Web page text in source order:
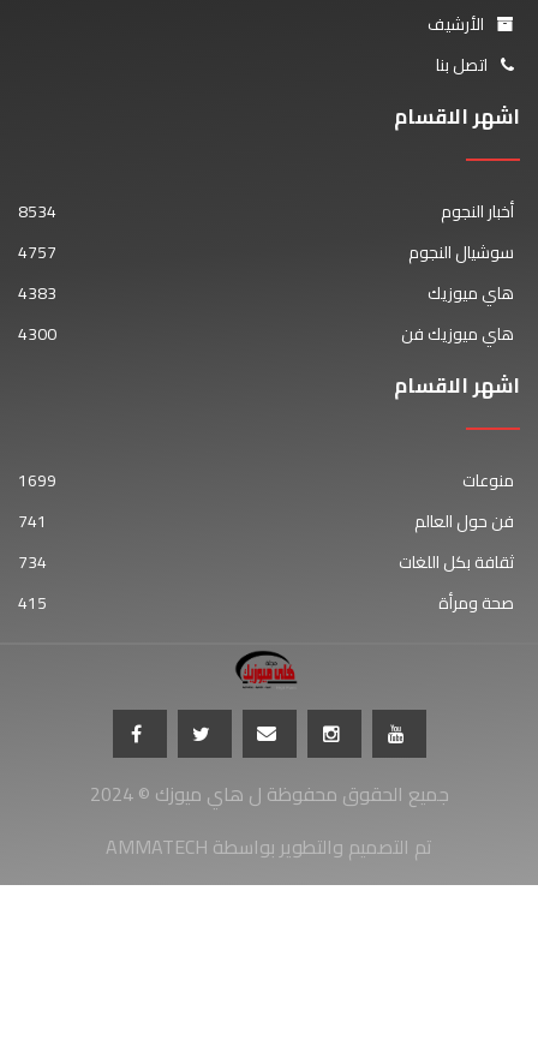
الأرشيف
اتصل بنا
اشهر الاقسام
أخبار النجوم
8534
سوشيال النجوم
4757
هاي ميوزيك
4383
هاي ميوزيك فن
4300
اشهر الاقسام
منوعات
1699
فن حول العالم
741
ثقافة بكل اللغات
734
صحة ومرأة
415
جميع الحقوق محفوظة ل هاي ميوزك © 2024
AMMATECH تم التصميم والتطوير بواسطة